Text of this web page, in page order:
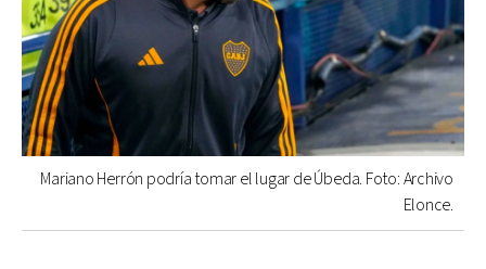
Mariano Herrón podría tomar el lugar de Úbeda. Foto: Archivo
Elonce.